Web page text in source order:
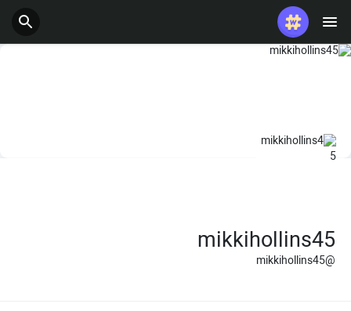
mikkihollins45
@mikkihollins45